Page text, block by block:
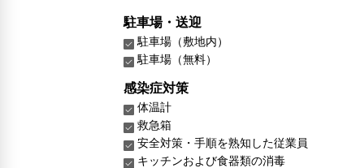
駐車場・送迎
駐車場（敷地内）
駐車場（無料）
感染症対策
体温計
救急箱
安全対策・手順を熟知した従業員
キッチンおよび食器類の消毒